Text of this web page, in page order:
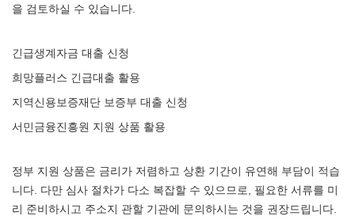
을 검토하실 수 있습니다.
긴급생계자금 대출 신청
희망플러스 긴급대출 활용
지역신용보증재단 보증부 대출 신청
서민금융진흥원 지원 상품 활용
정부 지원 상품은 금리가 저렴하고 상환 기간이 유연해 부담이 적습
니다. 다만 심사 절차가 다소 복잡할 수 있으므로, 필요한 서류를 미
리 준비하시고 주소지 관할 기관에 문의하시는 것을 권장드립니다.